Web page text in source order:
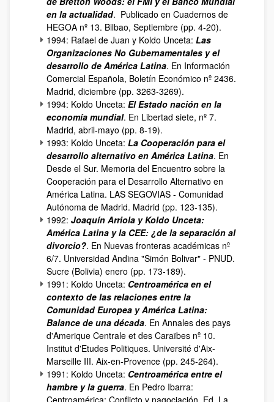
en la actualidad. Publicado en Cuadernos de
HEGOA nº 13. Bilbao, Septiembre (pp. 4-20).
1994: Rafael de Juan y Koldo Unceta: Las
Organizaciones No Gubernamentales y el
desarrollo de América Latina. En Información
Comercial Española, Boletín Económico nº 2436.
Madrid, diciembre (pp. 3263-3269).
1994: Koldo Unceta: El Estado nación en la
economía mundial. En Libertad siete, nº 7.
Madrid, abril-mayo (pp. 8-19).
1993: Koldo Unceta: La Cooperación para el
desarrollo alternativo en América Latina. En
Desde el Sur. Memoria del Encuentro sobre la
Cooperación para el Desarrollo Alternativo en
América Latina. LAS SEGOVIAS - Comunidad
Autónoma de Madrid. Madrid (pp. 123-135).
1992: Joaquín Arriola y Koldo Unceta:
América Latina y la CEE: ¿de la separación al
divorcio?. En Nuevas fronteras académicas nº
6/7. Universidad Andina "Simón Bolivar" - PNUD.
Sucre (Bolivia) enero (pp. 173-189).
1991: Koldo Unceta: Centroamérica en el
contexto de las relaciones entre la
Comunidad Europea y América Latina:
Balance de una década. En Annales des pays
d'Amerique Centrale et des Caraïbes nº 10.
Institut d'Etudes Politiques. Université d'Aix-
Marseille III. Aix-en-Provence (pp. 245-264).
1991: Koldo Unceta: Centroamérica entre el
hambre y la guerra. En Pedro Ibarra:
Centroamérica: Conflicto y nagociación. Ed. La